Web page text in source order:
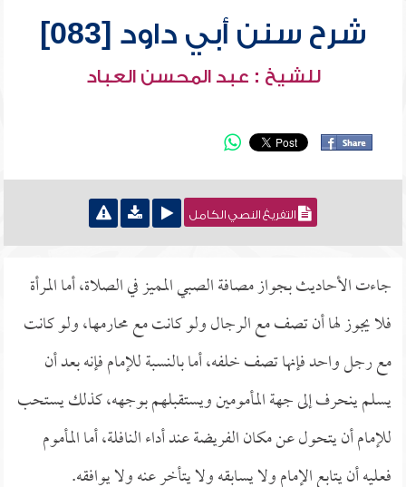
شرح سنن أبي داود [083]
للشيخ : عبد المحسن العباد
التفريغ النصي الكامل
جاءت الأحاديث بجواز مصافة الصبي المميز في الصلاة، أما المرأة
فلا يجوز لها أن تصف مع الرجال ولو كانت مع محارمها، ولو كانت
مع رجل واحد فإنها تصف خلفه، أما بالنسبة للإمام فإنه بعد أن
يسلم ينحرف إلى جهة المأمومين ويستقبلهم بوجهه، كذلك يستحب
للإمام أن يتحول عن مكان الفريضة عند أداء النافلة، أما المأموم
فعليه أن يتابع الإمام ولا يسابقه ولا يتأخر عنه ولا يوافقه.